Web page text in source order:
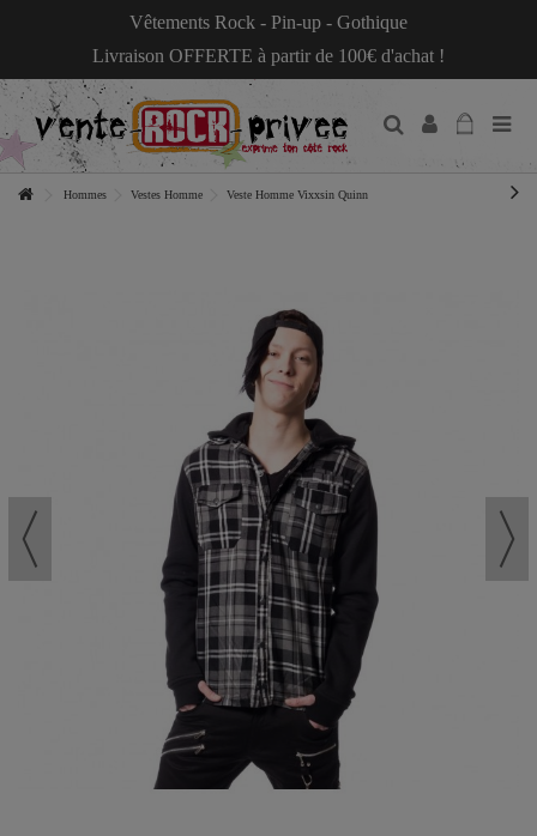
Vêtements Rock - Pin-up - Gothique
Livraison OFFERTE à partir de 100€ d'achat !
Hommes Vestes Homme Veste Homme Vixxsin Quinn